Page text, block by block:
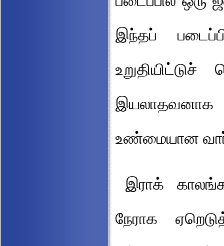
இந்தப்
உண்மையான
இராக்
நேராக